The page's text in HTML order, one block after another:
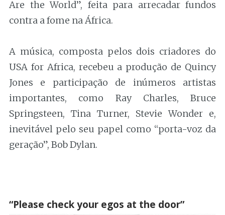
Are the World”, feita para arrecadar fundos
contra a fome na África.
A música, composta pelos dois criadores do
USA for Africa, recebeu a produção de Quincy
Jones e participação de inúmeros artistas
importantes, como Ray Charles, Bruce
Springsteen, Tina Turner, Stevie Wonder e,
inevitável pelo seu papel como “porta-voz da
geração”, Bob Dylan.
“Please check your egos at the door”